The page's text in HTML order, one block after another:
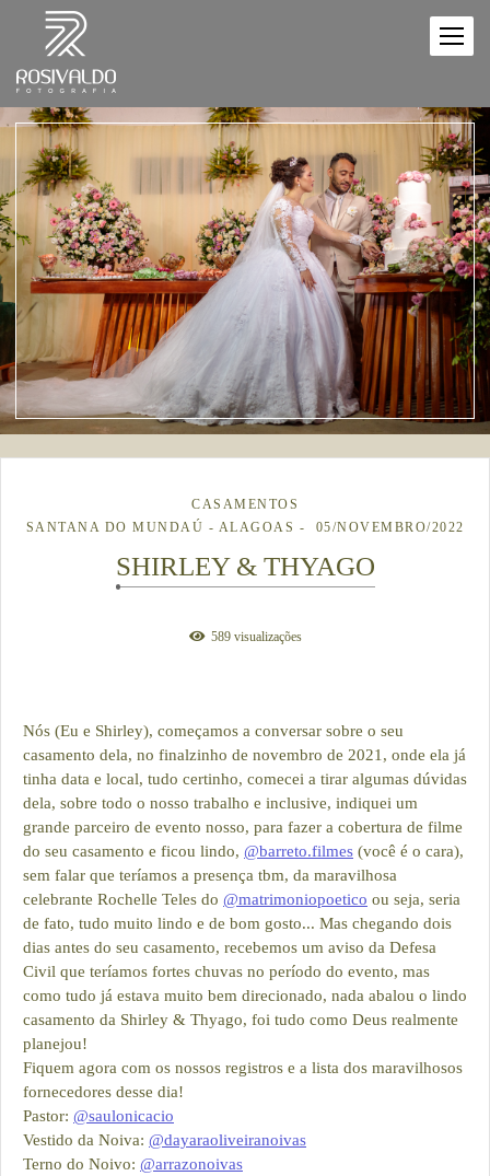
CASAMENTOS
SANTANA DO MUNDAÚ - ALAGOAS
05/NOVEMBRO/2022
SHIRLEY & THYAGO
589visualizações
Nós (Eu e Shirley), começamos a conversar sobre o seu
casamento dela, no finalzinho de novembro de 2021, onde ela já
tinha data e local, tudo certinho, comecei a tirar algumas dúvidas
dela, sobre todo o nosso trabalho e inclusive, indiquei um
grande parceiro de evento nosso, para fazer a cobertura de filme
do seu casamento e ficou lindo, @barreto.filmes (você é o cara),
sem falar que teríamos a presença tbm, da maravilhosa
celebrante Rochelle Teles do @matrimoniopoetico ou seja, seria
de fato, tudo muito lindo e de bom gosto... Mas chegando dois
dias antes do seu casamento, recebemos um aviso da Defesa
Civil que teríamos fortes chuvas no período do evento, mas
como tudo já estava muito bem direcionado, nada abalou o lindo
casamento da Shirley & Thyago, foi tudo como Deus realmente
planejou!
Fiquem agora com os nossos registros e a lista dos maravilhosos
fornecedores desse dia!
Pastor: @saulonicacio
Vestido da Noiva: @dayaraoliveiranoivas
Terno do Noivo: @arrazonoivas